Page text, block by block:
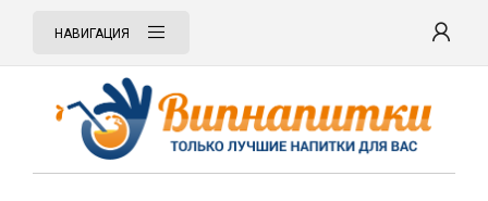
НАВИГАЦИЯ